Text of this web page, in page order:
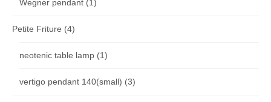
Wegner pendant (1)
Petite Friture (4)
neotenic table lamp (1)
vertigo pendant 140(small) (3)